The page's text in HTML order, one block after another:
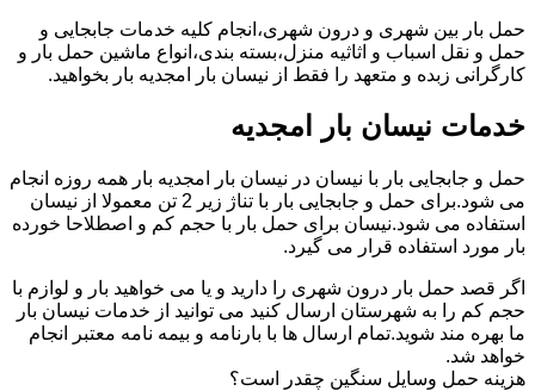
حمل بار بین شهری و درون شهری،انجام کلیه خدمات جابجایی و
حمل و نقل اسباب و اثاثیه منزل،بسته بندی،انواع ماشین حمل بار و
کارگرانی زبده و متعهد را فقط از نیسان بار امجدیه بار بخواهید.
خدمات نیسان بار امجدیه
حمل و جابجایی بار با نیسان در نیسان بار امجدیه بار همه روزه انجام
می شود.برای حمل و جابجایی بار با تناژ زیر 2 تن معمولا از نیسان
استفاده می شود.نیسان برای حمل بار با حجم کم و اصطلاحا خورده
بار مورد استفاده قرار می گیرد.
اگر قصد حمل بار درون شهری را دارید و یا می خواهید بار و لوازم با
حجم کم را به شهرستان ارسال کنید می توانید از خدمات نیسان بار
ما بهره مند شوید.تمام ارسال ها با بارنامه و بیمه نامه معتبر انجام
خواهد شد.
هزینه حمل وسایل سنگین چقدر است؟